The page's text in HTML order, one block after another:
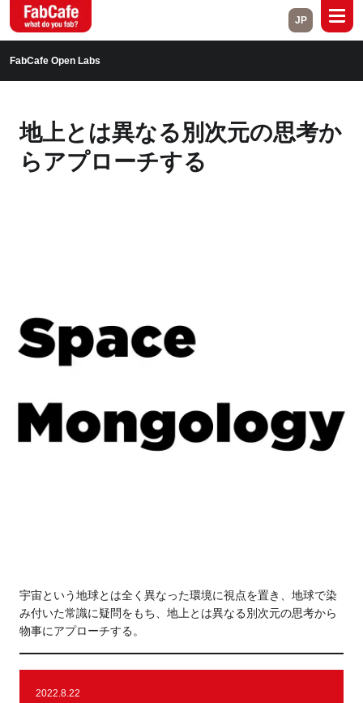
Events Magazine
Open Labs Project Cases
Branch List
Nagoya Kyoto
Kuala Lumpur Bangkok
Mexico City
JP
FabCafe Open Labs
地上とは異なる別次元の思考か
らアプローチする
宇宙という地球とは全く異なった環境に視点を置き、地球で染
み付いた常識に疑問をもち、地上とは異なる別次元の思考から
物事にアプローチする。
2022.8.22